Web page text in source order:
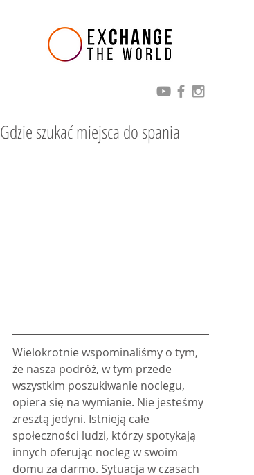
Gdzie szukać miejsca do spania
Wielokrotnie wspominaliśmy o tym,
że nasza podróż, w tym przede
wszystkim poszukiwanie noclegu,
opiera się na wymianie. Nie jesteśmy
zresztą jedyni. Istnieją całe
społeczności ludzi, którzy spotykają
innych oferując nocleg w swoim
domu za darmo. Sytuacja w czasach